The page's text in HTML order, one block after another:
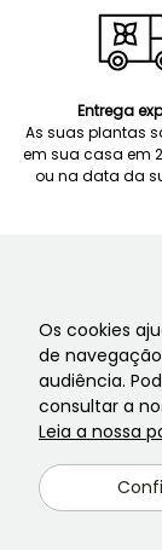
Os cookies
de
audiência.
consultar a
Leia a nossa
Entrega
As suas plantas
em sua casa em
ou na data da